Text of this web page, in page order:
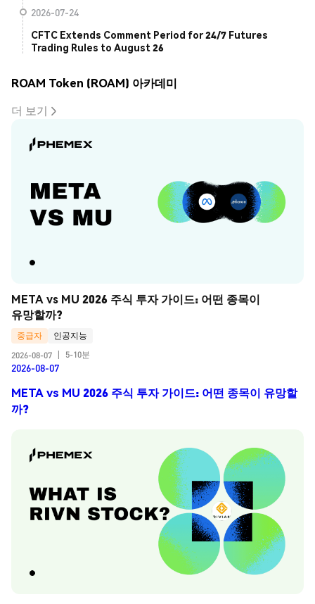
2026-07-24
CFTC Extends Comment Period for 24/7 Futures
Trading Rules to August 26
ROAM Token (ROAM) 아카데미
더 보기
META vs MU 2026 주식 투자 가이드: 어떤 종목이
유망할까?
중급자
인공지능
2026-08-07
5-10분
2026-08-07
META vs MU 2026 주식 투자 가이드: 어떤 종목이 유망할
까?